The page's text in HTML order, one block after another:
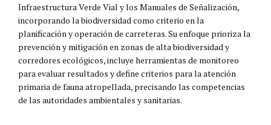
Infraestructura Verde Vial y los Manuales de Señalización,
incorporando la biodiversidad como criterio en la
planificación y operación de carreteras. Su enfoque prioriza la
prevención y mitigación en zonas de alta biodiversidad y
corredores ecológicos, incluye herramientas de monitoreo
para evaluar resultados y define criterios para la atención
primaria de fauna atropellada, precisando las competencias
de las autoridades ambientales y sanitarias.